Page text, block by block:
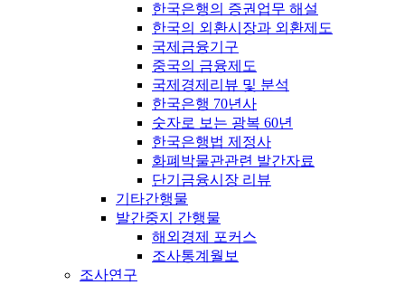
한국은행의 증권업무 해설
한국의 외환시장과 외환제도
국제금융기구
중국의 금융제도
국제경제리뷰 및 분석
한국은행 70년사
숫자로 보는 광복 60년
한국은행법 제정사
화폐박물관관련 발간자료
단기금융시장 리뷰
기타간행물
발간중지 간행물
해외경제 포커스
조사통계월보
조사연구